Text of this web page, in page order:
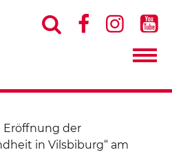
   
Eröffnung der
in Vilsbiburg“ am